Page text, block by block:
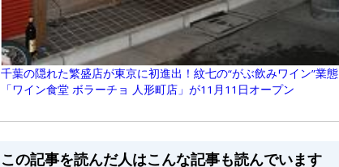
千葉の隠れた繁盛店が東京に初進出！紋七の“がぶ飲みワイン”業態
「ワイン食堂 ボラーチョ 人形町店」が11月11日オープン
この記事を読んだ人はこんな記事も読んでいます